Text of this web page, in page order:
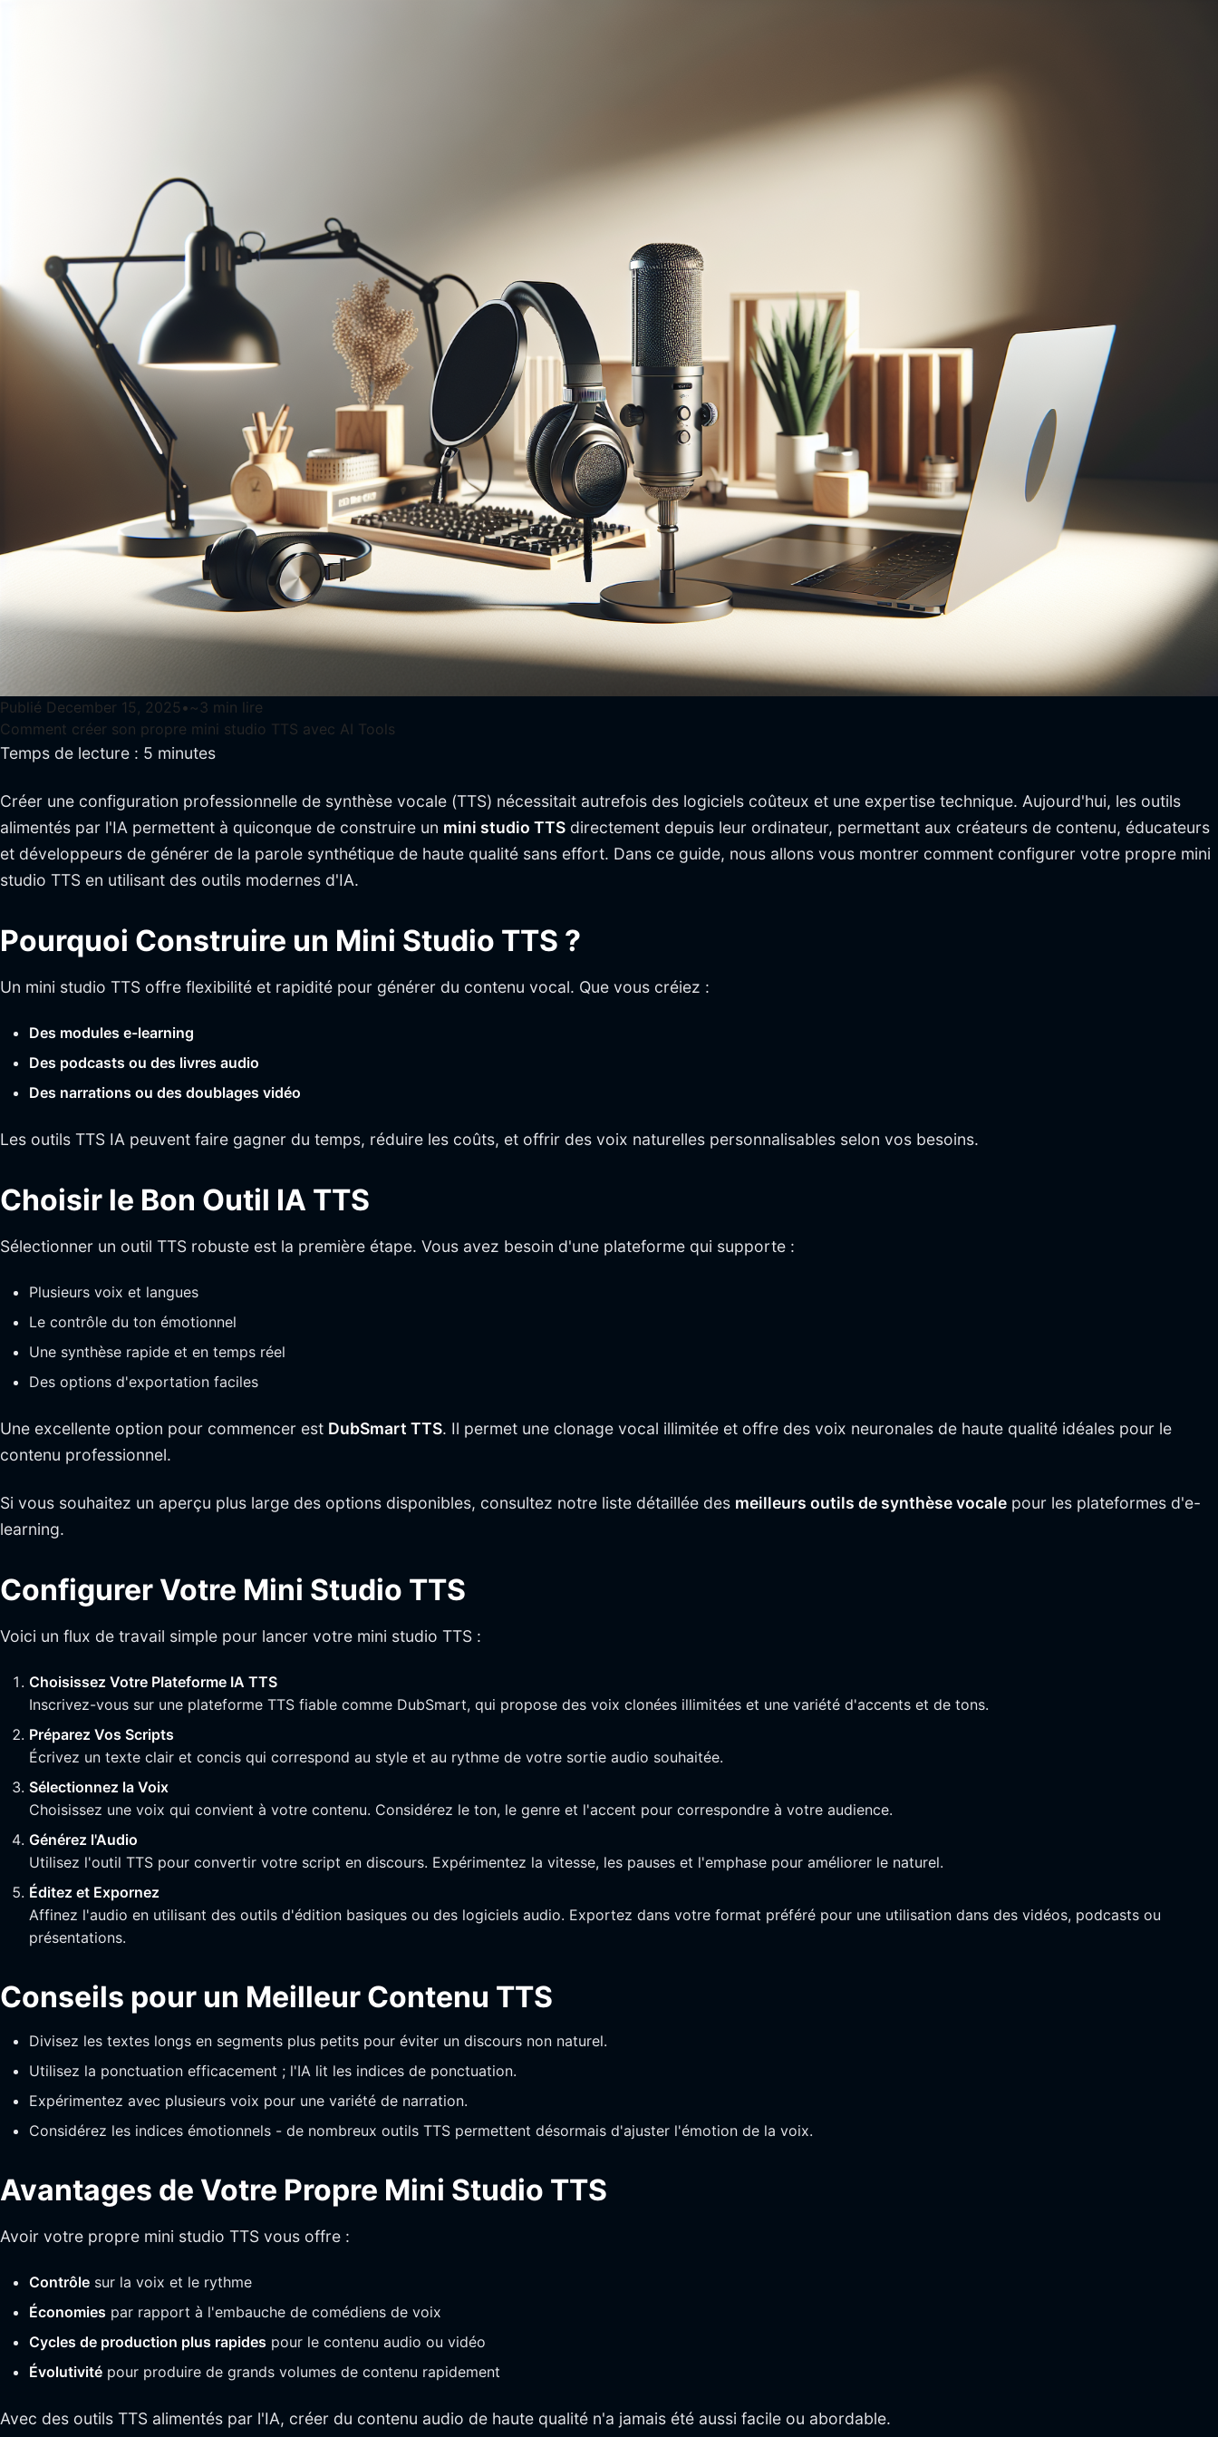
Publié December 15, 2025 • ~3 min lire
Comment créer son propre mini studio TTS avec AI Tools
Temps de lecture : 5 minutes
Créer une configuration professionnelle de synthèse vocale (TTS) nécessitait autrefois des logiciels coûteux et une expertise technique. Aujourd'hui, les outils
alimentés par l'IA permettent à quiconque de construire un mini studio TTS directement depuis leur ordinateur, permettant aux créateurs de contenu, éducateurs
et développeurs de générer de la parole synthétique de haute qualité sans effort. Dans ce guide, nous allons vous montrer comment configurer votre propre mini
studio TTS en utilisant des outils modernes d'IA.
Pourquoi Construire un Mini Studio TTS ?
Un mini studio TTS offre flexibilité et rapidité pour générer du contenu vocal. Que vous créiez :
Des modules e-learning
Des podcasts ou des livres audio
Des narrations ou des doublages vidéo
Les outils TTS IA peuvent faire gagner du temps, réduire les coûts, et offrir des voix naturelles personnalisables selon vos besoins.
Choisir le Bon Outil IA TTS
Sélectionner un outil TTS robuste est la première étape. Vous avez besoin d'une plateforme qui supporte :
Plusieurs voix et langues
Le contrôle du ton émotionnel
Une synthèse rapide et en temps réel
Des options d'exportation faciles
Une excellente option pour commencer est DubSmart TTS. Il permet une clonage vocal illimitée et offre des voix neuronales de haute qualité idéales pour le
contenu professionnel.
Si vous souhaitez un aperçu plus large des options disponibles, consultez notre liste détaillée des meilleurs outils de synthèse vocale pour les plateformes d'e-
learning.
Configurer Votre Mini Studio TTS
Voici un flux de travail simple pour lancer votre mini studio TTS :
Choisissez Votre Plateforme IA TTS
Inscrivez-vous sur une plateforme TTS fiable comme DubSmart, qui propose des voix clonées illimitées et une variété d'accents et de tons.
Préparez Vos Scripts
Écrivez un texte clair et concis qui correspond au style et au rythme de votre sortie audio souhaitée.
Sélectionnez la Voix
Choisissez une voix qui convient à votre contenu. Considérez le ton, le genre et l'accent pour correspondre à votre audience.
Générez l'Audio
Utilisez l'outil TTS pour convertir votre script en discours. Expérimentez la vitesse, les pauses et l'emphase pour améliorer le naturel.
Éditez et Expornez
Affinez l'audio en utilisant des outils d'édition basiques ou des logiciels audio. Exportez dans votre format préféré pour une utilisation dans des vidéos, podcasts ou
présentations.
Conseils pour un Meilleur Contenu TTS
Divisez les textes longs en segments plus petits pour éviter un discours non naturel.
Utilisez la ponctuation efficacement ; l'IA lit les indices de ponctuation.
Expérimentez avec plusieurs voix pour une variété de narration.
Considérez les indices émotionnels - de nombreux outils TTS permettent désormais d'ajuster l'émotion de la voix.
Avantages de Votre Propre Mini Studio TTS
Avoir votre propre mini studio TTS vous offre :
Contrôle sur la voix et le rythme
Économies par rapport à l'embauche de comédiens de voix
Cycles de production plus rapides pour le contenu audio ou vidéo
Évolutivité pour produire de grands volumes de contenu rapidement
Avec des outils TTS alimentés par l'IA, créer du contenu audio de haute qualité n'a jamais été aussi facile ou abordable.